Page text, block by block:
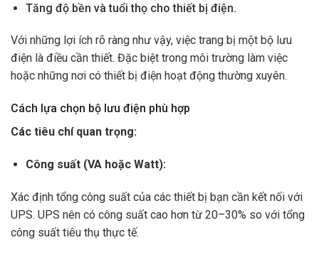
Tăng độ bền và tuổi thọ cho thiết bị điện.
Với những lợi ích rõ ràng như vậy, việc trang bị một bộ lưu
điện là điều cần thiết. Đặc biệt trong môi trường làm việc
hoặc những nơi có thiết bị điện hoạt động thường xuyên.
Cách lựa chọn bộ lưu điện phù hợp
Các tiêu chí quan trọng:
Công suất (VA hoặc Watt):
Xác định tổng công suất của các thiết bị bạn cần kết nối với
UPS. UPS nên có công suất cao hơn từ 20–30% so với tổng
công suất tiêu thụ thực tế.